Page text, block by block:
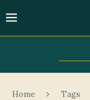
Home Tags